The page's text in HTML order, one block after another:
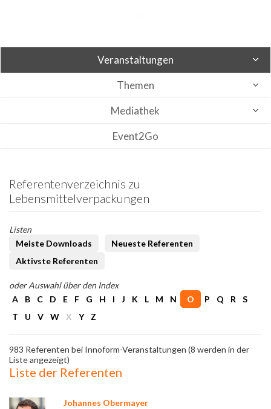
Veranstaltungen
Themen
Mediathek
Event2Go
Referentenverzeichnis zu
Lebensmittelverpackungen
Listen
Meiste Downloads
Neueste Referenten
Aktivste Referenten
oder Auswahl über den Index
A
B C D E F G H I J K L M N O P Q R
S
T
U V W X Y Z
983 Referenten bei Innoform-Veranstaltungen (8 werden in der
Liste angezeigt)
Liste der Referenten
Johannes Obermayer